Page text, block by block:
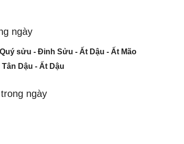
ngày
Quý sửu - Đinh Sửu - Ất Dậu - Ất Mão
Tân Dậu - Ất Dậu
ngày